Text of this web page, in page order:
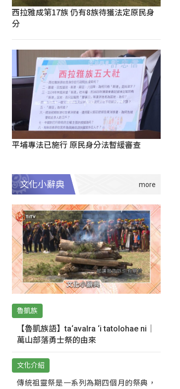
西拉雅成第17族 仍有8族待獲法定原民身
分
平埔專法已施行 原民身分法暫緩審查
文化小辭典
魯凱族
【魯凱族語】ta‘avalra ‘i tatolohae ni｜
萬山部落勇士祭的由來
文化介紹
傳統祖靈祭是一系列為期四個月的祭典，